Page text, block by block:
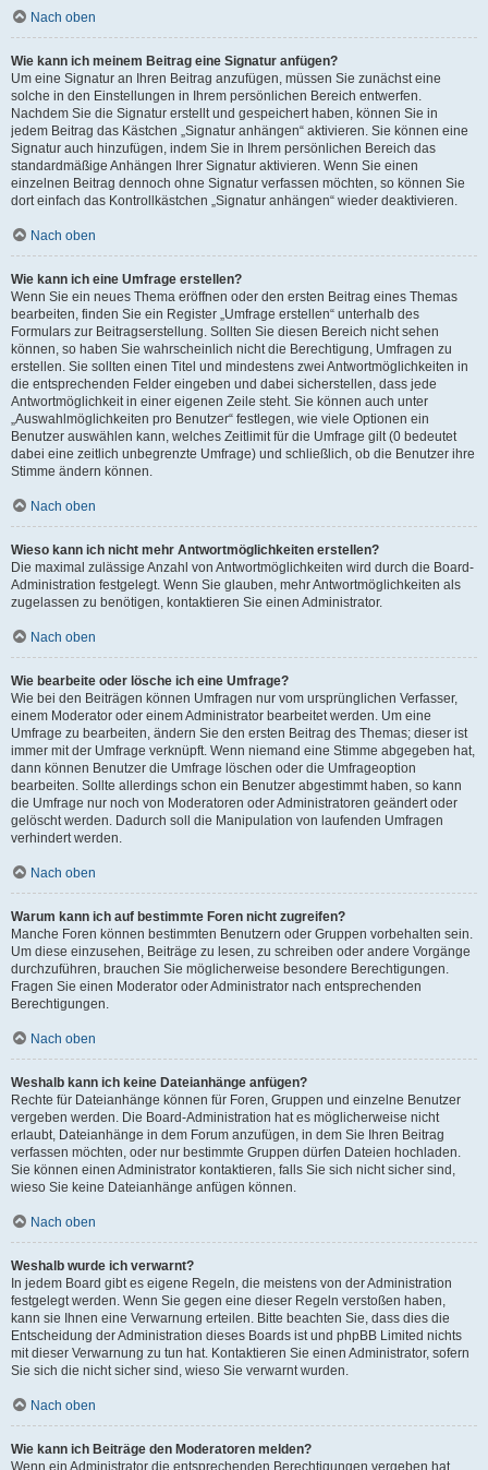
Nach oben
Wie kann ich meinem Beitrag eine Signatur anfügen?
Um eine Signatur an Ihren Beitrag anzufügen, müssen Sie zunächst eine
solche in den Einstellungen in Ihrem persönlichen Bereich entwerfen.
Nachdem Sie die Signatur erstellt und gespeichert haben, können Sie in
jedem Beitrag das Kästchen „Signatur anhängen“ aktivieren. Sie können eine
Signatur auch hinzufügen, indem Sie in Ihrem persönlichen Bereich das
standardmäßige Anhängen Ihrer Signatur aktivieren. Wenn Sie einen
einzelnen Beitrag dennoch ohne Signatur verfassen möchten, so können Sie
dort einfach das Kontrollkästchen „Signatur anhängen“ wieder deaktivieren.
Nach oben
Wie kann ich eine Umfrage erstellen?
Wenn Sie ein neues Thema eröffnen oder den ersten Beitrag eines Themas
bearbeiten, finden Sie ein Register „Umfrage erstellen“ unterhalb des
Formulars zur Beitragserstellung. Sollten Sie diesen Bereich nicht sehen
können, so haben Sie wahrscheinlich nicht die Berechtigung, Umfragen zu
erstellen. Sie sollten einen Titel und mindestens zwei Antwortmöglichkeiten in
die entsprechenden Felder eingeben und dabei sicherstellen, dass jede
Antwortmöglichkeit in einer eigenen Zeile steht. Sie können auch unter
„Auswahlmöglichkeiten pro Benutzer“ festlegen, wie viele Optionen ein
Benutzer auswählen kann, welches Zeitlimit für die Umfrage gilt (0 bedeutet
dabei eine zeitlich unbegrenzte Umfrage) und schließlich, ob die Benutzer ihre
Stimme ändern können.
Nach oben
Wieso kann ich nicht mehr Antwortmöglichkeiten erstellen?
Die maximal zulässige Anzahl von Antwortmöglichkeiten wird durch die Board-
Administration festgelegt. Wenn Sie glauben, mehr Antwortmöglichkeiten als
zugelassen zu benötigen, kontaktieren Sie einen Administrator.
Nach oben
Wie bearbeite oder lösche ich eine Umfrage?
Wie bei den Beiträgen können Umfragen nur vom ursprünglichen Verfasser,
einem Moderator oder einem Administrator bearbeitet werden. Um eine
Umfrage zu bearbeiten, ändern Sie den ersten Beitrag des Themas; dieser ist
immer mit der Umfrage verknüpft. Wenn niemand eine Stimme abgegeben hat,
dann können Benutzer die Umfrage löschen oder die Umfrageoption
bearbeiten. Sollte allerdings schon ein Benutzer abgestimmt haben, so kann
die Umfrage nur noch von Moderatoren oder Administratoren geändert oder
gelöscht werden. Dadurch soll die Manipulation von laufenden Umfragen
verhindert werden.
Nach oben
Warum kann ich auf bestimmte Foren nicht zugreifen?
Manche Foren können bestimmten Benutzern oder Gruppen vorbehalten sein.
Um diese einzusehen, Beiträge zu lesen, zu schreiben oder andere Vorgänge
durchzuführen, brauchen Sie möglicherweise besondere Berechtigungen.
Fragen Sie einen Moderator oder Administrator nach entsprechenden
Berechtigungen.
Nach oben
Weshalb kann ich keine Dateianhänge anfügen?
Rechte für Dateianhänge können für Foren, Gruppen und einzelne Benutzer
vergeben werden. Die Board-Administration hat es möglicherweise nicht
erlaubt, Dateianhänge in dem Forum anzufügen, in dem Sie Ihren Beitrag
verfassen möchten, oder nur bestimmte Gruppen dürfen Dateien hochladen.
Sie können einen Administrator kontaktieren, falls Sie sich nicht sicher sind,
wieso Sie keine Dateianhänge anfügen können.
Nach oben
Weshalb wurde ich verwarnt?
In jedem Board gibt es eigene Regeln, die meistens von der Administration
festgelegt werden. Wenn Sie gegen eine dieser Regeln verstoßen haben,
kann sie Ihnen eine Verwarnung erteilen. Bitte beachten Sie, dass dies die
Entscheidung der Administration dieses Boards ist und phpBB Limited nichts
mit dieser Verwarnung zu tun hat. Kontaktieren Sie einen Administrator, sofern
Sie sich die nicht sicher sind, wieso Sie verwarnt wurden.
Nach oben
Wie kann ich Beiträge den Moderatoren melden?
Wenn ein Administrator die entsprechenden Berechtigungen vergeben hat,